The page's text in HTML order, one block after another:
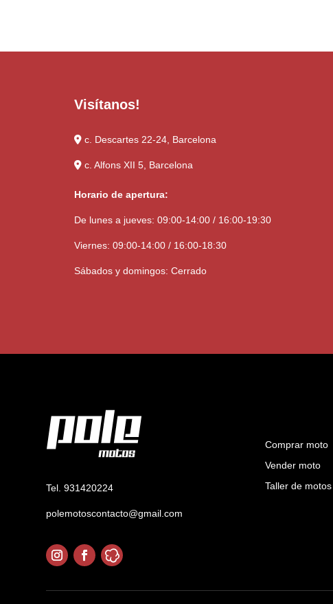
Visítanos!
c. Descartes 22-24, Barcelona
c. Alfons XII 5, Barcelona
Horario de apertura:
De lunes a jueves: 09:00-14:00 / 16:00-19:30
Viernes: 09:00-14:00 / 16:00-18:30
Sábados y domingos: Cerrado
Tel. 931420224
polemotoscontacto@gmail.com
Comprar moto
Vender moto
Taller de motos